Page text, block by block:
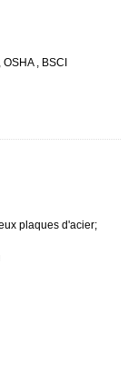
, BSCI
plaques d'acier;